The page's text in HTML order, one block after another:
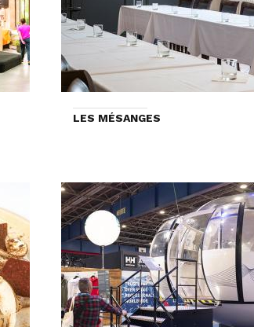
LES MÉSANGES